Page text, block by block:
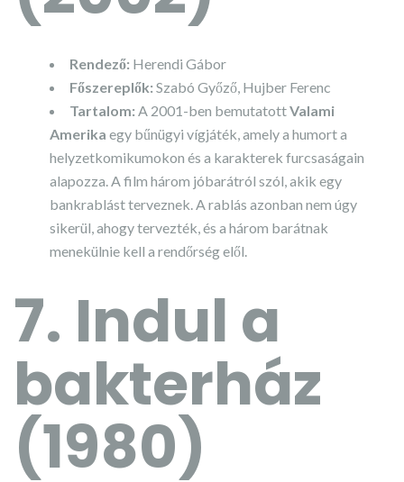
Rendező: Herendi Gábor
Főszereplők: Szabó Győző, Hujber Ferenc
Tartalom: A 2001-ben bemutatottValami
Amerika egy bűnügyi vígjáték, amely a humort a
helyzetkomikumokon és a karakterek furcsaságain
alapozza. A film három jóbarátról szól, akik egy
bankrablást terveznek. A rablás azonban nem úgy
sikerül, ahogy tervezték, és a három barátnak
menekülnie kell a rendőrség elől.
7. Indul a
bakterház
(1980)